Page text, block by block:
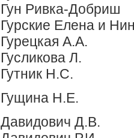
Гун Ривка-Добриш
Гурские Елена и
Гурецкая А.А.
Гусликова Л.
Гутник Н.С.
Гущина Н.Е.
Давидович Д.В.